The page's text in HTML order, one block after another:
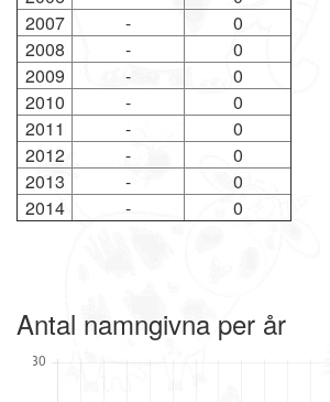
2007
-
0
2008
-
0
2009
-
0
2010
-
0
2011
-
0
2012
-
0
2013
-
0
2014
- 0
Antal namngivna per år